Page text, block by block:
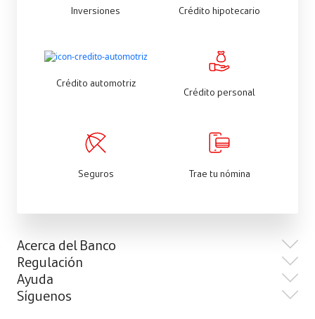
Inversiones Crédito hipotecario
Crédito automotriz
Crédito personal
Seguros Trae tu nómina
Acerca del Banco
Regulación
Ayuda
Síguenos